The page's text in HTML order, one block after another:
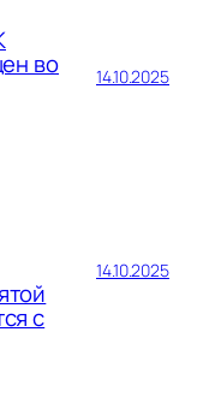
во 14.10.2025
с
14.10.2025